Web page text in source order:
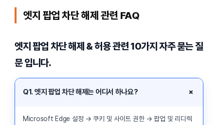
엣지 팝업 차단 해제 관련 FAQ
엣지 팝업 차단 해제 & 허용 관련 10가지 자주 묻는 질
문 입니다.
Q1. 엣지 팝업 차단 해제는 어디서 하나요? ＋
Microsoft Edge 설정 → 쿠키 및 사이트 권한 → 팝업 및 리디렉